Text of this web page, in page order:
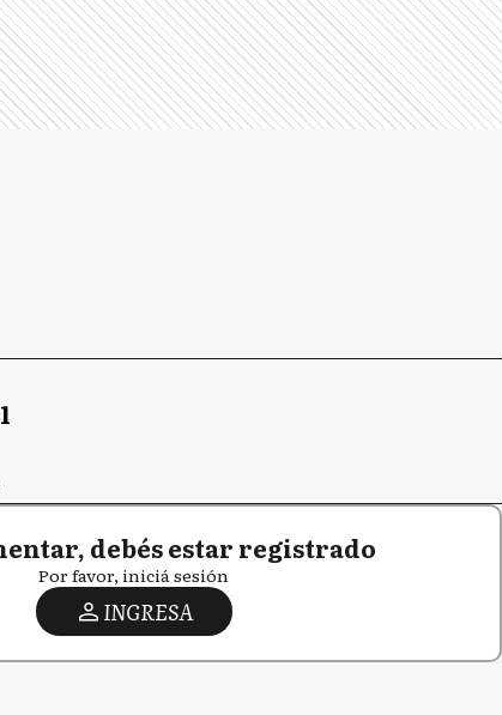
debés estar registrado
Por favor, iniciá sesión
INGRESA